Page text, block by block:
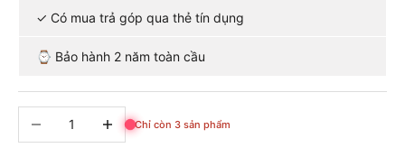
✓ Có mua trả góp qua thẻ tín dụng
⌚ Bảo hành 2 năm toàn cầu
Giảm số lượngTăng số lượng
Chỉ còn 3 sản phẩm